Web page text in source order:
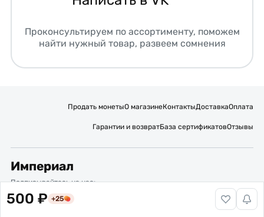
500 ₽ +25
Проконсультируем по ассортименту, поможем
найти нужный товар, развеем сомнения
Продать монетыО магазинеКонтактыДоставкаОплата
Гарантии и возвратБаза сертификатовОтзывы
Империал
Подписывайтесь на нас:
Вакансии